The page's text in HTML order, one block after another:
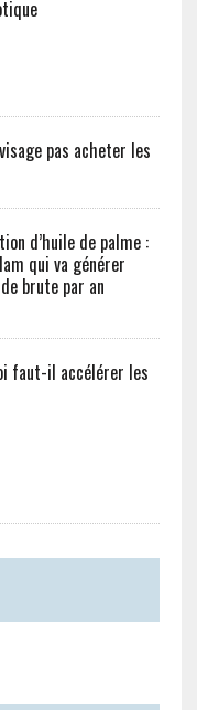
pas acheter les
d’huile de palme :
qui va générer
brute par an
faut-il accélérer les